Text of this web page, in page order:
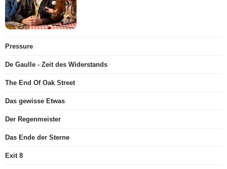
Pressure
De Gaulle - Zeit des Widerstands
The End Of Oak Street
Das gewisse Etwas
Der Regenmeister
Das Ende der Sterne
Exit 8